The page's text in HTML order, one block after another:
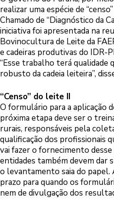
realizar uma espécie de
Chamado de “Diagnóstico da
iniciativa foi apresentada na
Bovinocultura de Leite da
e cadeiras produtivas do IDR-
“Esse trabalho terá qualidade
robusto da cadeia leiteira”,
“Censo” do leite II
O formulário para a aplicação
próxima etapa deve ser o
rurais, responsáveis pela
qualificação dos profissionais
vai fazer o fornecimento
entidades também devem dar
o levantamento saia do papel.
prazo para quando os
nem de divulgação dos